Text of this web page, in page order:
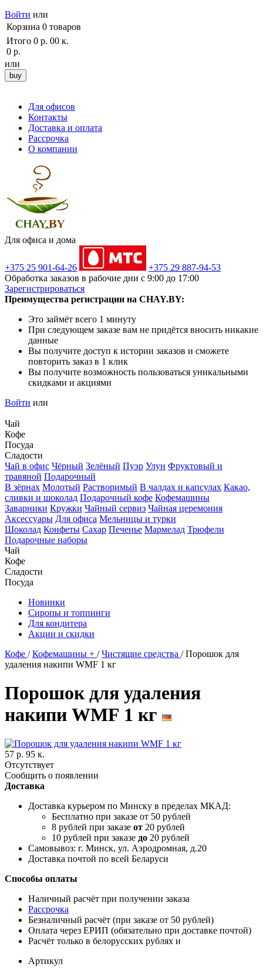
Войти или
Корзина 0 товаров
Итого 0 р. 00 к.
0 р.
или
Для офисов
Контакты
Доставка и оплата
Рассрочка
О компании
Для офиса и дома
+375 25 901-64-26
+375 29 887-94-53
Обработка заказов в рабочие дни с 9:00 до 17:00
Зарегистрироваться
Преимущества регистрации на CHAY.BY:
Это займёт всего 1 минуту
При следующем заказе вам не придётся вносить никакие
данные
Вы получите доступ к истории заказов и сможете
повторить заказ в 1 клик
Вы получите возможность пользоваться уникальными
скидками и акциями
Войти или
Чай
Кофе
Посуда
Сладости
Чай в офис Чёрный Зелёный Пуэр Улун Фруктовый и
травяной Подарочный
В зёрнах Молотый Растворимый В чалдах и капсулах Какао,
сливки и шоколад Подарочный кофе Кофемашины
Заварники Кружки Чайный сервиз Чайная церемония
Аксессуары Для офиса Мельницы и турки
Шоколад Конфеты Сахар Печенье Мармелад Трюфели
Подарочные наборы
Чай
Кофе
Сладости
Посуда
Новинки
Сиропы и топпинги
Для кондитера
Акции и скидки
Кофе /Кофемашины + /Чистящие средства /Порошок для
удаления накипи WMF 1 кг
Порошок для удаления
накипи WMF 1 кг
57 р. 95 к.
Отсутствует
Сообщить о появлении
Доставка
Доставка курьером по Минску в пределах МКАД:
Бесплатно при заказе от 50 рублей
8 рублей при заказе от 20 рублей
10 рублей при заказе до 20 рублей
Самовывоз: г. Минск, ул. Аэродромная, д.20
Доставка почтой по всей Беларуси
Способы оплаты
Наличный расчёт при получении заказа
Рассрочка
Безналичный расчёт (при заказе от 50 рублей)
Оплата через ЕРИП (обязательно при доставке почтой)
Расчёт только в белорусских рублях и
Артикул